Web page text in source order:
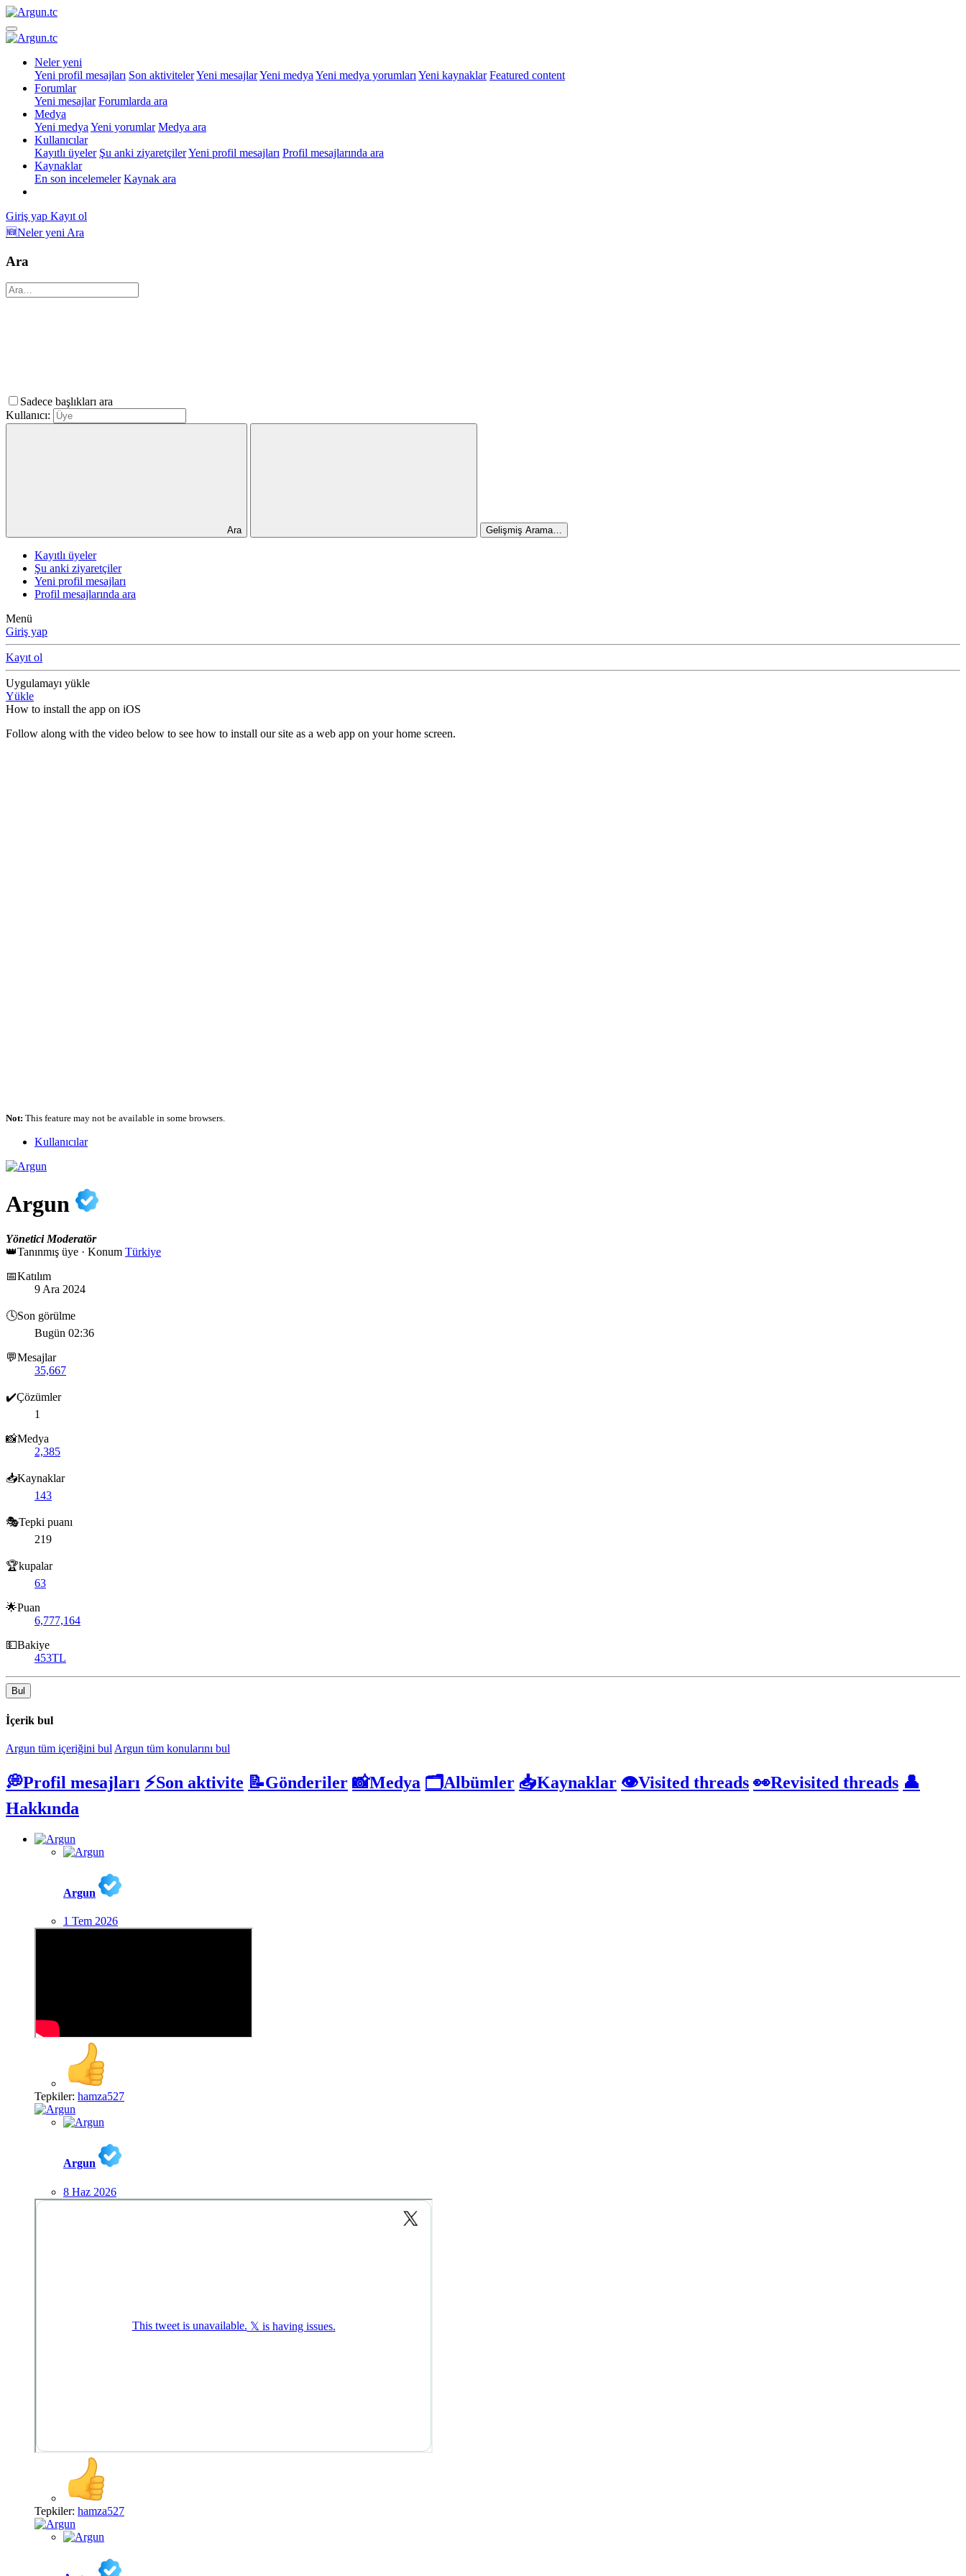
Neler yeni
Yeni profil mesajları Son aktivitelerYeni mesajlarYeni medya Yeni medya yorumları Yeni kaynaklar Featured content
Forumlar
Yeni mesajlar Forumlarda ara
Medya
Yeni medya Yeni yorumlar Medya ara
Kullanıcılar
Kayıtlı üyeler Şu anki ziyaretçilerYeni profil mesajları Profil mesajlarında ara
Kaynaklar
En son incelemeler Kaynak ara
Giriş yap Kayıt ol
🆕Neler yeni Ara
Ara
Sadece başlıkları ara
Kullanıcı:
Ara Gelişmiş Arama…
Kayıtlı üyeler
Şu anki ziyaretçiler
Yeni profil mesajları
Profil mesajlarında ara
Menü
Giriş yap
Kayıt ol
Uygulamayı yükle
Yükle
How to install the app on iOS
Follow along with the video below to see how to install our site as a web app on your home screen.
Not: This feature may not be available in some browsers.
Kullanıcılar
Argun
Yönetici Moderatör
👑Tanınmış üye · Konum Türkiye
📅Katılım
9 Ara 2024
🕓Son görülme
Bugün 02:36
💬Mesajlar
35,667
✔️Çözümler
1
📸Medya
2,385
📥Kaynaklar
143
🎭Tepki puanı
219
🏆kupalar
63
🌟Puan
6,777,164
💵Bakiye
453TL
Bul
İçerik bul
Argun tüm içeriğini bul Argun tüm konularını bul
💭Profil mesajları ⚡Son aktivite 📝Gönderiler 📸Medya 🗂️Albümler 📥Kaynaklar 👁️Visited threads 👀Revisited threads 👤
Hakkında
Argun
1 Tem 2026
Tepkiler: hamza527
Argun
8 Haz 2026
Tepkiler: hamza527